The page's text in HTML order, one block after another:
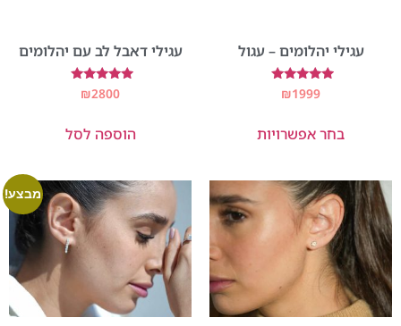
עגילי יהלומים – עגול
דורג
5.00
₪1999
בחר אפשרויות
עגילי דאבל לב עם יהלומים
דורג
5.00
₪2800
הוספה לסל
מבצע!